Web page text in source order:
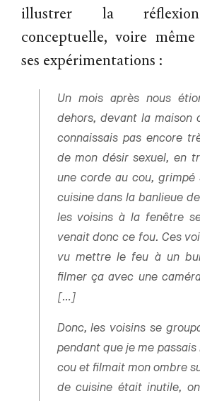
illustrer la
conceptuelle, voire
ses expérimentations :
Un mois après nous
dehors, devant la maison
connaissais pas encore
de mon désir sexuel, en
une corde au cou, grimpé
cuisine dans la banlieue
les voisins à la fenêtre
venait donc ce fou. Ces
vu mettre le feu à un
filmer ça avec une
[…]
Donc, les voisins se
pendant que je me
cou et filmait mon ombre
de cuisine était inutile,